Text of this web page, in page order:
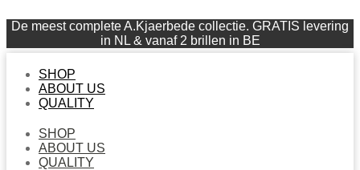
De meest complete A.Kjaerbede collectie. GRATIS levering
in NL & vanaf 2 brillen in BE
SHOP
ABOUT US
QUALITY
SHOP
ABOUT US
QUALITY